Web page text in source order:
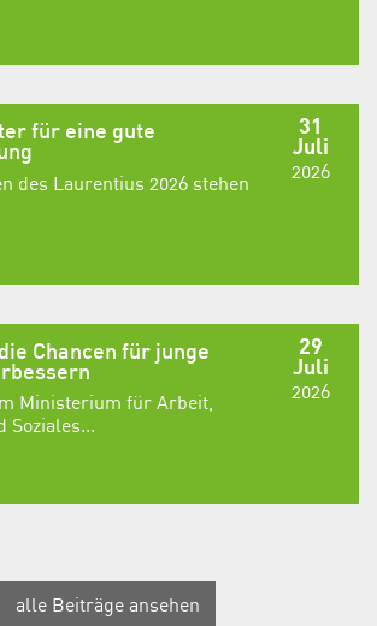
31
Juli
2026
für eine gute
des Laurentius 2026 stehen
29
Juli
2026
Chancen für junge
Ministerium für Arbeit,
Soziales...
alle Beiträge ansehen